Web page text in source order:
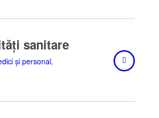
sanitare
și personal,